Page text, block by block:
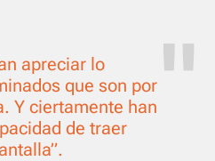
apreciar lo
que son por
Y ciertamente han
de traer